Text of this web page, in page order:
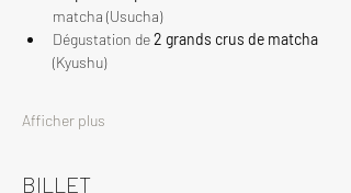
matcha (Usucha)
Dégustation de 2 grands crus de matcha
(Kyushu)
Afficher plus
BILLET